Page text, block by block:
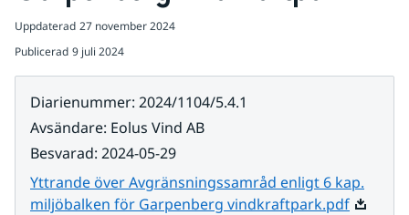
Uppdaterad 27 november 2024
Publicerad 9 juli 2024
Diarienummer: 2024/1104/5.4.1
Avsändare: Eolus Vind AB
Besvarad: 2024-05-29
Yttrande över Avgränsningssamråd enligt 6 kap.
miljöbalken för Garpenberg vindkraftpark.pdfPdf,